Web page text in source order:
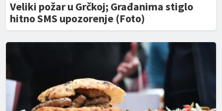
Veliki požar u Grčkoj; Građanima stiglo
hitno SMS upozorenje (Foto)